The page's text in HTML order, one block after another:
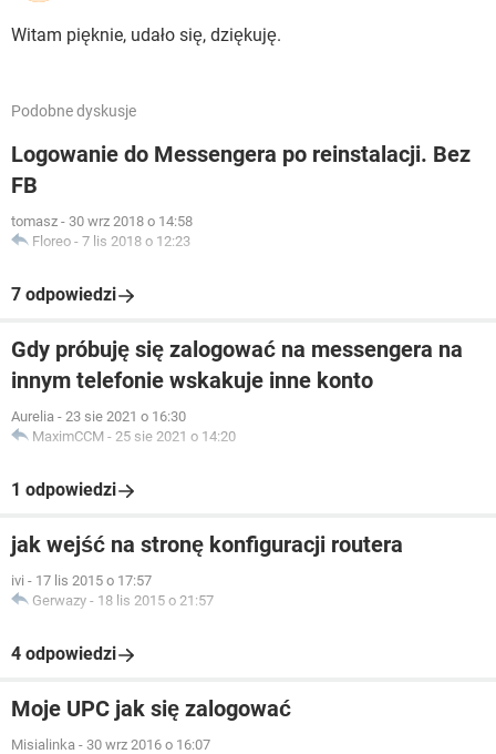
Witam pięknie, udało się, dziękuję.
Podobne dyskusje
Logowanie do Messengera po reinstalacji. Bez
FB
tomasz - 30 wrz 2018 o 14:58
Floreo - 7 lis 2018 o 12:23
7 odpowiedzi
Gdy próbuję się zalogować na messengera na
innym telefonie wskakuje inne konto
Aurelia - 23 sie 2021 o 16:30
MaximCCM - 25 sie 2021 o 14:20
1 odpowiedzi
jak wejść na stronę konfiguracji routera
ivi - 17 lis 2015 o 17:57
Gerwazy - 18 lis 2015 o 21:57
4 odpowiedzi
Moje UPC jak się zalogować
Misialinka - 30 wrz 2016 o 16:07